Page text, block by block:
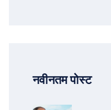
नवीनतम पोस्ट